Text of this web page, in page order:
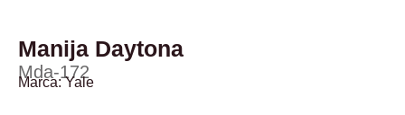
Manija Daytona
Mda-172
Marca:Yale